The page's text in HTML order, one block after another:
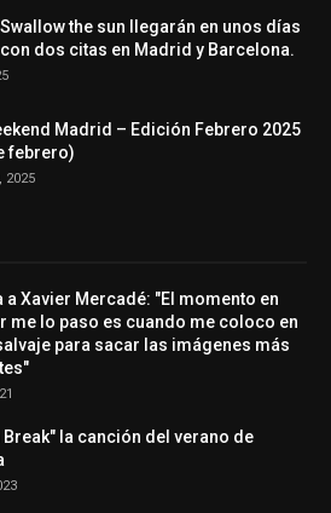
the sun llegarán en unos días
con dos citas en Madrid y Barcelona.
Madrid – Edición Febrero 2025
febrero)
2025
a Xavier Mercadé: "El momento en
me lo paso es cuando me coloco en
para sacar las imágenes más
Break" la canción del verano de